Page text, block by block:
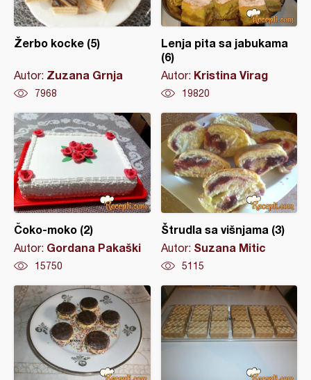
Žerbo kocke (5)
Autor: Zuzana Grnja
7968
Lenja pita sa jabukama
(6)
Autor: Kristina Virag
19820
Čoko-moko (2)
Autor: Gordana Pakaški
15750
Štrudla sa višnjama (3)
Autor: Suzana Mitic
5115